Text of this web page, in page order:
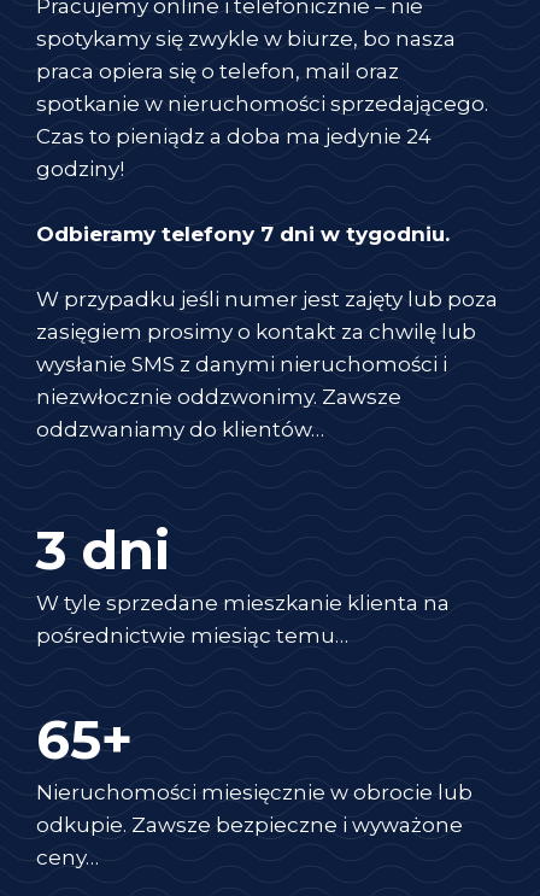
Pracujemy online i telefonicznie – nie
spotykamy się zwykle w biurze, bo nasza
praca opiera się o telefon, mail oraz
spotkanie w nieruchomości sprzedającego.
Czas to pieniądz a doba ma jedynie 24
godziny!
Odbieramy telefony 7 dni w tygodniu.
W przypadku jeśli numer jest zajęty lub poza
zasięgiem prosimy o kontakt za chwilę lub
wysłanie SMS z danymi nieruchomości i
niezwłocznie oddzwonimy. Zawsze
oddzwaniamy do klientów…
3 dni
W tyle sprzedane mieszkanie klienta na
pośrednictwie miesiąc temu…
65+
Nieruchomości miesięcznie w obrocie lub
odkupie. Zawsze bezpieczne i wyważone
ceny…